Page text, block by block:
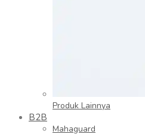
Produk Lainnya
B2B
Mahaguard